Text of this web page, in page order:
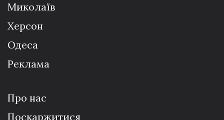
Миколаїв
Херсон
Одеса
Реклама
Про нас
Поскаржитися